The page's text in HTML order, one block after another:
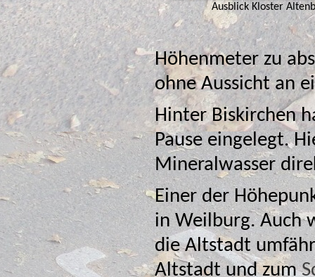
Ausblick Kloster
Höhenmeter zu absolvieren, die Alternative führt aber
ohne Aussicht an
Hinter Biskirchen
Pause eingelegt. Hier kann
Mineralwasser
Einer der
in Weilburg. Auch wenn
die Altstadt
Altstadt und zum